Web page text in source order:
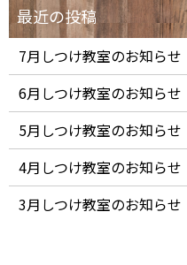
7月しつけ教室のお知らせ
6月しつけ教室のお知らせ
5月しつけ教室のお知らせ
4月しつけ教室のお知らせ
3月しつけ教室のお知らせ